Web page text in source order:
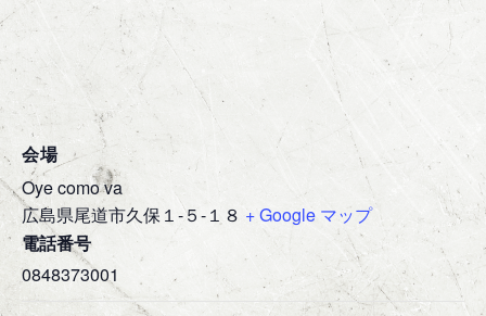
会場
Oye como va
広島県尾道市久保１-５-１８ + Google マップ
電話番号
0848373001